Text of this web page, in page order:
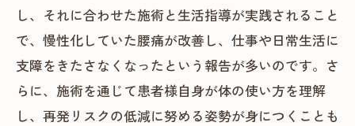
し、それに合わせた施術と生活指導が実践されること
で、慢性化していた腰痛が改善し、仕事や日常生活に
支障をきたさなくなったという報告が多いのです。さ
らに、施術を通じて患者様自身が体の使い方を理解
し、再発リスクの低減に努める姿勢が身につくことも